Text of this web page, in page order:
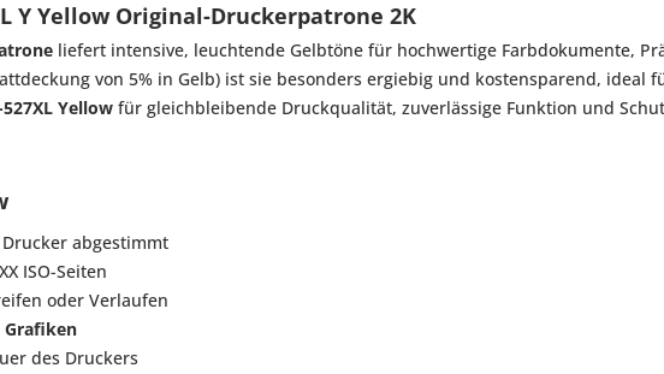
Y Yellow Original-Druckerpatrone 2K
liefert intensive, leuchtende Gelbtöne für hochwertige Farbdokumente,
von 5% in Gelb) ist sie besonders ergiebig und kostensparend, ideal
527XL Yellow für gleichbleibende Druckqualität, zuverlässige Funktion und
abgestimmt
ISO-Seiten
oder Verlaufen
Grafiken
des Druckers